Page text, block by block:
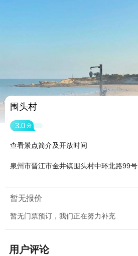
围头村
3.0 分
查看景点简介及开放时间
泉州市晋江市金井镇围头村中环北路99号
暂无报价
暂无门票预订，我们正在努力补充
用户评论